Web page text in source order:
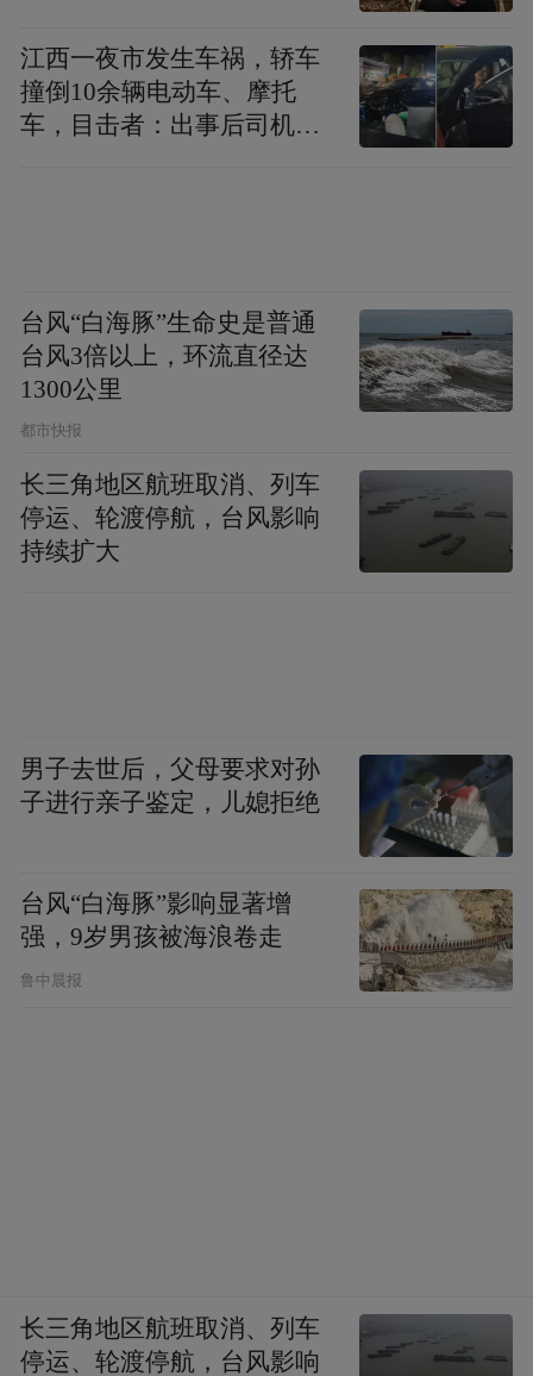
在共治合力上，辽源深入推进“税商联动+”机
制，与工商联、行业协会、商会协同，“政企
直通车”及时回应企业诉求；与人社、医保等
赋能，辽源市税务局用一项项“硬举措”，提
升办税“便利度”，厚植营商“软环境”，让税
务服务的“春风”，温暖每一位纳税人，为辽
源经济高质量发展注入“税动力”。
来源：彩练新闻
platform and merely provides information storage
space services.”
江西一夜市发生车祸，轿车
撞倒10余辆电动车、摩托
车，目击者：出事后司机一
台风“白海豚”生命史是普通
台风3倍以上，环流直径达
1300公里
都市快报
长三角地区航班取消、列车
停运、轮渡停航，台风影响
持续扩大
男子去世后，父母要求对孙
子进行亲子鉴定，儿媳拒绝
台风“白海豚”影响显著增
强，9岁男孩被海浪卷走
鲁中晨报
长三角地区航班取消、列车
停运、轮渡停航，台风影响